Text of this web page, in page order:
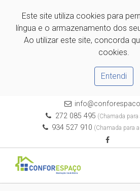
Este site utiliza cookies para
língua e o armazenamento dos
Ao utilizar este site, concorda
cookies.
Entendi
272 085 495 (Chamada para
934 527 910 (Chamada para